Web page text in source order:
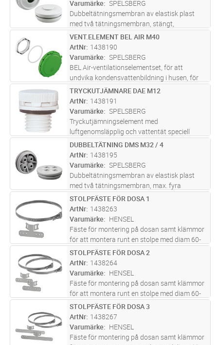
Varumärke
SPELSBERG
Dubbeltätningsmembran av elastisk plast
med två tätningsmembran, stängt,
Skyddsklass IP66,
ST Lägg i kundvagn
VENT.ELEMENT BEL AIR M40
ArtNr 1438190
Varumärke
SPELSBERG
BEL Air-ventilationselementset, för att
undvika kondensvattenbildning i husen, för
vertikal montering i husväggar och GFL-
kombifläns med motsvarande förprägling,
minst två ventilationselement krävs p
mer
ST Lägg i kundvagn
TRYCKUTJÄMNARE DAE M12
ArtNr 1438191
Varumärke
SPELSBERG
Tryckutjämningselement med
luftgenomsläpplig och vattentät speciell
membranfilm för att undvika att
kondensvatten bildas i hus, flöde 0,8l/min. vid
övertryck på 0,1 bar, grå polyamid, utan
kontramutt...läs mer
ST Lägg i kundvagn
DUBBELTÄTNING DMS M32 / 4
ArtNr 1438195
Varumärke
SPELSBERG
Dubbeltätningsmembran av elastisk plast
med två tätningsmembran, max. fyra
ledningsinföringar för styrledningar,
Skyddsklass IP66,
ST Lägg i kundvagn
STOLPFÄSTE FÖR DOSA 1
ArtNr 1438263
Varumärke
HENSEL
Fäste för montering på dosan samt klämmor
för att montera runt en stolpe med diam 60-
150mm. Levereras inklusive
monteringsskruvar.Passar för dosor i DK och
KF-serierna. Storlek 02,04 och 06.
ST Lägg i kundvagn
STOLPFÄSTE FÖR DOSA 2
ArtNr 1438264
Varumärke
HENSEL
Fäste för montering på dosan samt klämmor
för att montera runt en stolpe med diam 60-
150mm. Levereras inklusive
monteringsskruvar.Passar till dosor i DK och
KF-serierna. Storlek 10 och 16.
ST Lägg i kundvagn
STOLPFÄSTE FÖR DOSA 3
ArtNr 1438267
Varumärke
HENSEL
Fäste för montering på dosan samt klämmor